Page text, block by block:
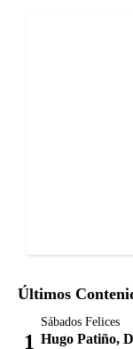
Últimos
Sábados Felices
Hugo Patiño,